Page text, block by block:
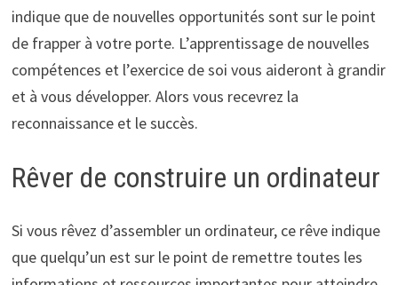
indique que de nouvelles opportunités sont sur le point
de frapper à votre porte. L’apprentissage de nouvelles
compétences et l’exercice de soi vous aideront à grandir
et à vous développer. Alors vous recevrez la
reconnaissance et le succès.
Rêver de construire un ordinateur
Si vous rêvez d’assembler un ordinateur, ce rêve indique
que quelqu’un est sur le point de remettre toutes les